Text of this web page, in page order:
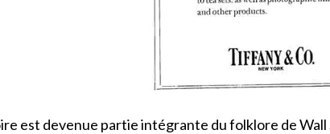
est devenue partie intégrante du folklore de